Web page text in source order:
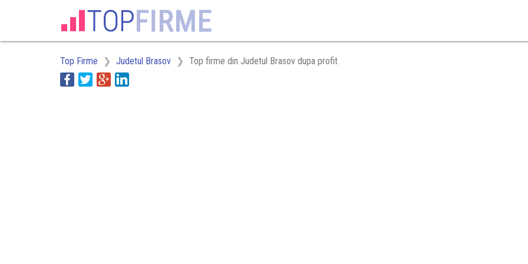
Top Firme Judetul Brasov Top firme din Judetul Brasov dupa profit